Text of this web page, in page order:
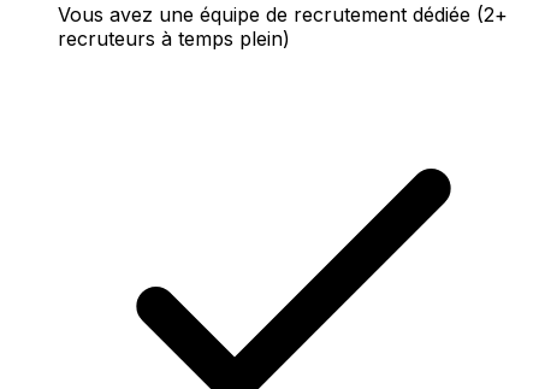
Vous avez une équipe de recrutement dédiée (2+
recruteurs à temps plein)